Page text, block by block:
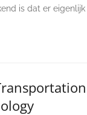
is dat er eigenlijk